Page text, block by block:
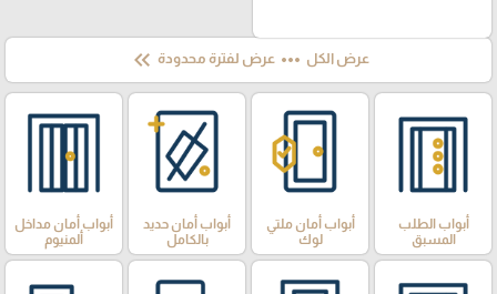
عرض الكل more_horiz عرض لفترة محدودة keyboard_double_arrow_left
أبواب الطلب
المسبق
أبواب أمان ملتي
لوك
أبواب أمان حديد
بالكامل
أبواب أمان مداخل
ألمنيوم